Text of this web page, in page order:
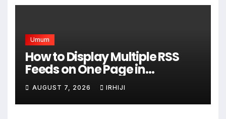
Umum
How to Display Multiple RSS
Feeds on One Page in
WordPress
AUGUST 7, 2026 IRHIJI